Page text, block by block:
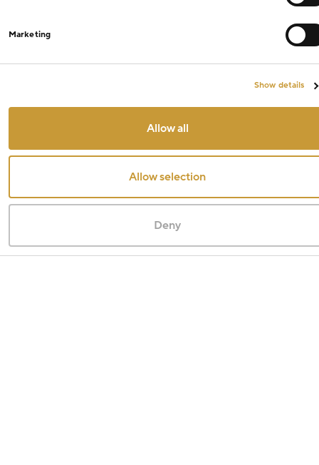
Marketing
Show details
Allow all
Allow selection
Deny